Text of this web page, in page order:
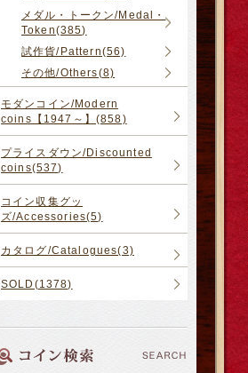
メダル・トークン/Medal・
Token(385)
試作貨/Pattern(56)
その他/Others(8)
モダンコイン/Modern
coins【1947～】(858)
プライスダウン/Discounted
coins(537)
コイン収集グッ
ズ/Accessories(5)
カタログ/Catalogues(3)
SOLD(1378)